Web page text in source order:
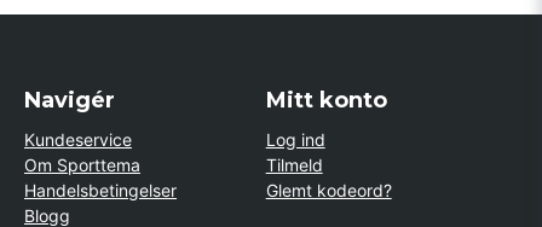
Navigér
Kundeservice
Om Sporttema
Handelsbetingelser
Blogg
Mitt konto
Log ind
Tilmeld
Glemt kodeord?